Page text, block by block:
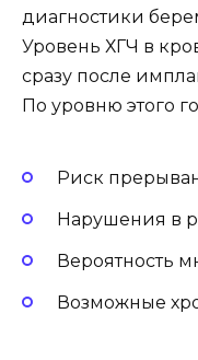
диагностики
Уровень ХГЧ в
сразу после
По уровню этого
Риск
Нарушения в
Вероятность
Возможные